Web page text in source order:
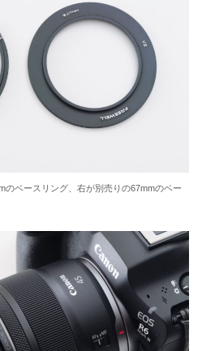
のベースリング、右が別売りの67mmのベー